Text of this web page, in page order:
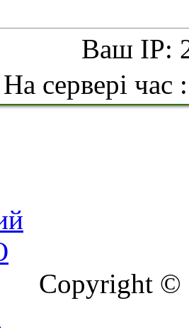
Ваш IP:
На сервері
Copyright